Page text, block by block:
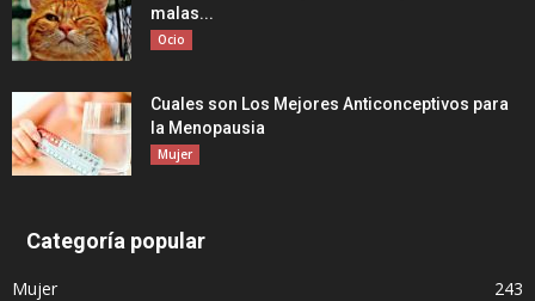
malas...
Ocio
Cuales son Los Mejores Anticonceptivos para
la Menopausia
Mujer
Categoría popular
Mujer
243